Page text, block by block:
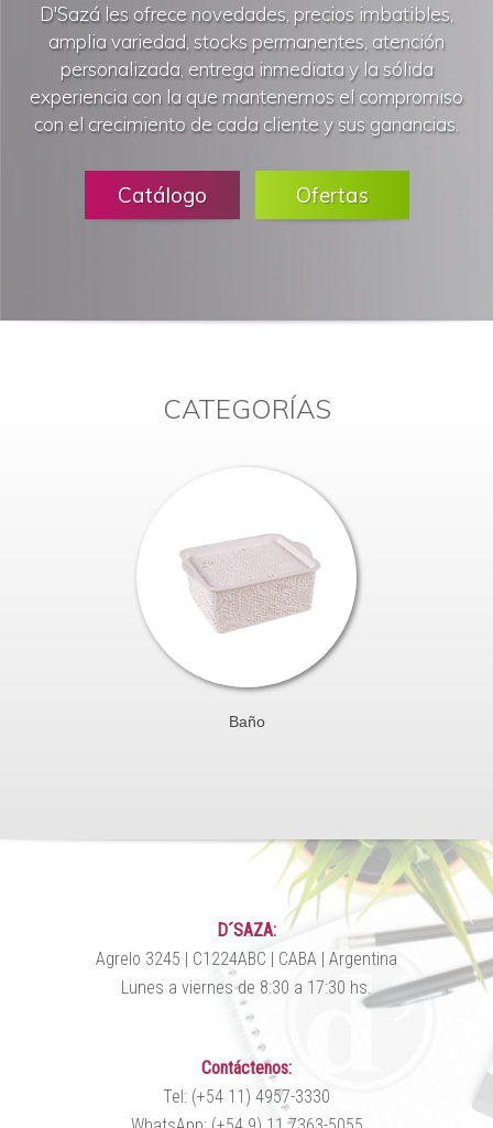
D'Sazá les ofrece novedades, precios imbatibles,
amplia variedad, stocks permanentes, atención
personalizada, entrega inmediata y la sólida
experiencia con la que mantenemos el compromiso
con el crecimiento de cada cliente y sus ganancias.
Catálogo Ofertas
CATEGORÍAS
Baño
D´SAZA:
Agrelo 3245 | C1224ABC | CABA | Argentina
Lunes a viernes de 8:30 a 17:30 hs.
Contáctenos:
Tel: (+54 11) 4957-3330